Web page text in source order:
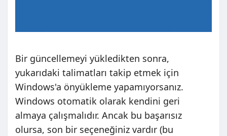
Bir güncellemeyi yükledikten sonra,
yukarıdaki talimatları takip etmek için
Windows'a önyükleme yapamıyorsanız.
Windows otomatik olarak kendini geri
almaya çalışmalıdır. Ancak bu başarısız
olursa, son bir seçeneğiniz vardır (bu